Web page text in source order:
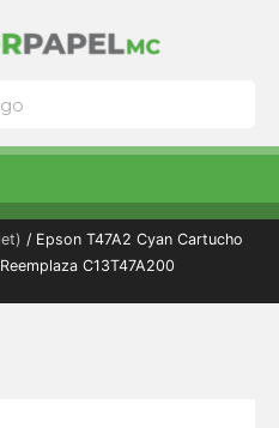
/ Epson T47A2 Cyan Cartucho
C13T47A200